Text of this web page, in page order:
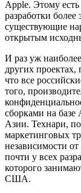
Apple. Этому
разработки
существующие
открытым
И раз уж
других проектах,
что все
того,
сборками на базе
Азии. Технари,
маркетинговых
независимости
почти у всех
которого
США.